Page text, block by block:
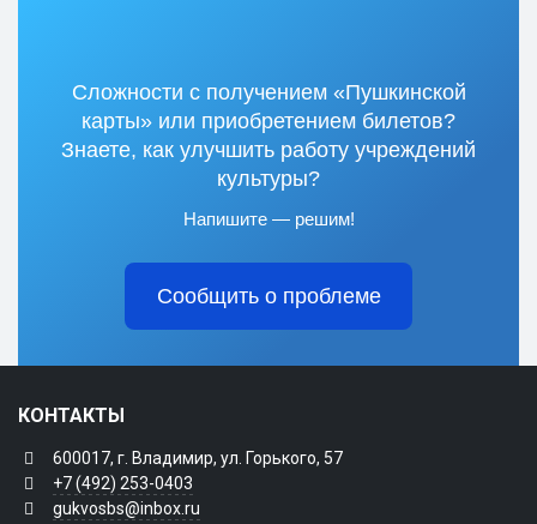
Сложности с получением «Пушкинской
карты» или приобретением билетов?
Знаете, как улучшить работу учреждений
культуры?
Напишите — решим!
Сообщить о проблеме
КОНТАКТЫ
600017, г. Владимир, ул. Горького, 57
+7 (492) 253-0403
gukvosbs@inbox.ru